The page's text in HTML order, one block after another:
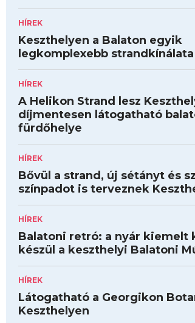
HÍREK
Keszthelyen a Balaton egyik
legkomplexebb strandkínálata
HÍREK
A Helikon Strand lesz
díjmentesen látogatható
fürdőhelye
HÍREK
Bővül a strand, új sétányt és
színpadot is terveznek
HÍREK
Balatoni retró: a nyár kiemelt
készül a keszthelyi Balatoni
HÍREK
Látogatható a Georgikon
Keszthelyen